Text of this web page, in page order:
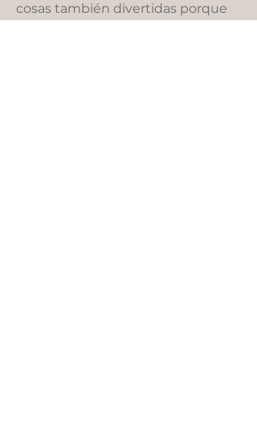
cosas también divertidas porque